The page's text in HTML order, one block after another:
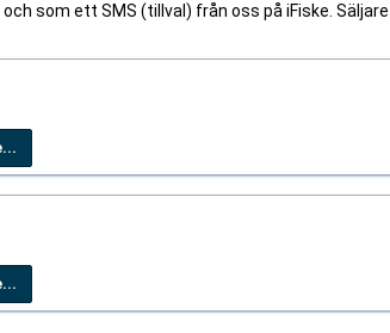
som ett SMS (tillval) från oss på iFiske.